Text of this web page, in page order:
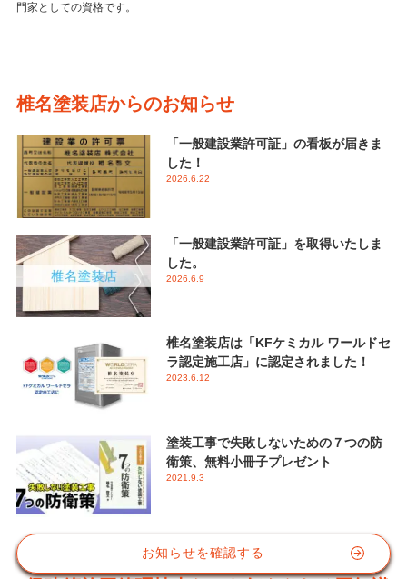
門家としての資格です。
椎名塗装店からのお知らせ
「一般建設業許可証」の看板が届きま
した！
2026.6.22
「一般建設業許可証」を取得いたしま
した。
2026.6.9
椎名塗装店は「KFケミカル ワールドセ
ラ認定施工店」に認定されました！
2023.6.12
塗装工事で失敗しないための７つの防
衛策、無料小冊子プレゼント
2021.9.3
お知らせを確認する